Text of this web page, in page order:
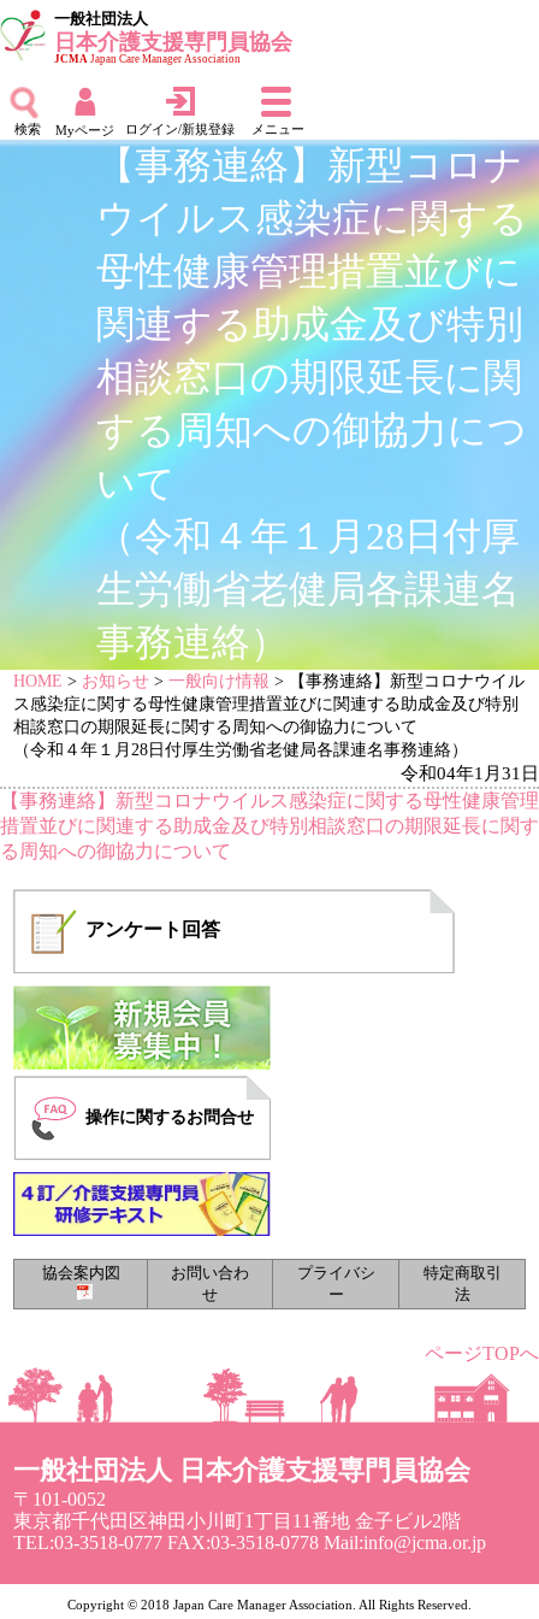
一般社団法人
日本介護支援専門員協会
JCMAJapan Care Manager Association
検索 Myページ ログイン/新規登録 メニュー
【事務連絡】新型コロナ
ウイルス感染症に関する
母性健康管理措置並びに
関連する助成金及び特別
相談窓口の期限延長に関
する周知への御協力につ
いて
（令和４年１月28日付厚
生労働省老健局各課連名
事務連絡）
HOME > お知らせ >一般向け情報 > 【事務連絡】新型コロナウイル
ス感染症に関する母性健康管理措置並びに関連する助成金及び特別
相談窓口の期限延長に関する周知への御協力について
（令和４年１月28日付厚生労働省老健局各課連名事務連絡）
令和04年1月31日
【事務連絡】新型コロナウイルス感染症に関する母性健康管理
措置並びに関連する助成金及び特別相談窓口の期限延長に関す
る周知への御協力について
アンケート 回答
操作に関するお問合せ
ページTOPへ
一般社団法人 日本介護支援専門員協会
〒101-0052
東京都千代田区神田小川町1丁目11番地 金子ビル2階
TEL:03-3518-0777 FAX:03-3518-0778 Mail:info@jcma.or.jp
Copyright © 2018 Japan Care Manager Association. All Rights Reserved.
協会案内図
お問い合わ
せ
プライバシ
ー
特定商取引
法